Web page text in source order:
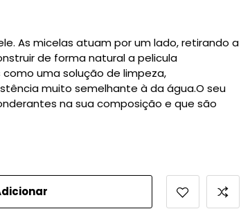
As micelas atuam por um lado, retirando a
de forma natural a pelicula
uma solução de limpeza,
muito semelhante à da água.O seu
na sua composição e que são